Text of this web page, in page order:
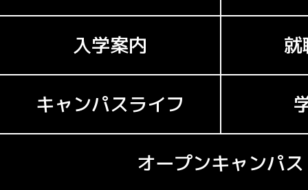
入学案内
キャンパスライフ
オープンキャンパス